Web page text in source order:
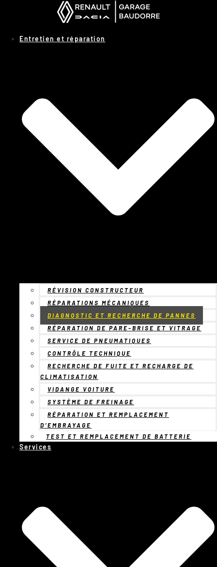
Panneau de gestion des cookies
Entretien et réparation
RÉVISION CONSTRUCTEUR
RÉPARATIONS MÉCANIQUES
DIAGNOSTIC ET RECHERCHE DE PANNES
RÉPARATION DE PARE-BRISE ET VITRAGE
SERVICE DE PNEUMATIQUES
CONTRÔLE TECHNIQUE
RECHERCHE DE FUITE ET RECHARGE DE
CLIMATISATION
VIDANGE VOITURE
SYSTÈME DE FREINAGE
RÉPARATION ET REMPLACEMENT
D’EMBRAYAGE
TEST ET REMPLACEMENT DE BATTERIE
Services